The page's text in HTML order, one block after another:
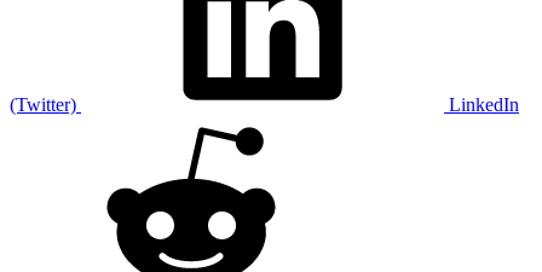
(Twitter) LinkedIn